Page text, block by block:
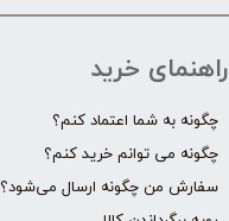
راهنمای خرید
چگونه به شما اعتماد کنم؟
چگونه می توانم خرید کنم؟
سفارش من چگونه ارسال می‌شود؟